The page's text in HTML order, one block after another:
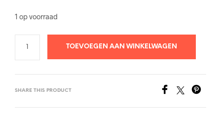
1 op voorraad
TOEVOEGEN AAN WINKELWAGEN
SHARE THIS PRODUCT